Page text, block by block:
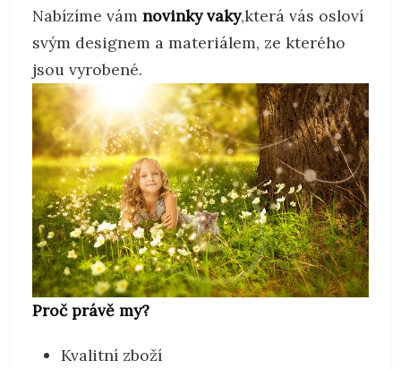
Nabízíme vám novinky vaky,která vás osloví
svým designem a materiálem, ze kterého
jsou vyrobené.
Proč právě my?
Kvalitní zboží